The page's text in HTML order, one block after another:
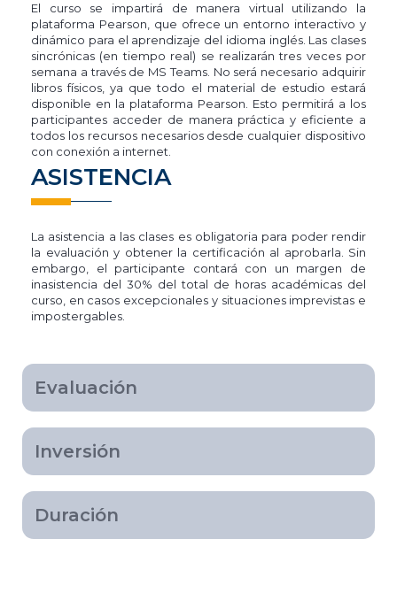
El curso se impartirá de manera virtual utilizando la
plataforma Pearson, que ofrece un entorno interactivo y
dinámico para el aprendizaje del idioma inglés. Las clases
sincrónicas (en tiempo real) se realizarán tres veces por
semana a través de MS Teams. No será necesario adquirir
libros físicos, ya que todo el material de estudio estará
disponible en la plataforma Pearson. Esto permitirá a los
participantes acceder de manera práctica y eficiente a
todos los recursos necesarios desde cualquier dispositivo
con conexión a internet.
ASISTENCIA
La asistencia a las clases es obligatoria para poder rendir
la evaluación y obtener la certificación al aprobarla. Sin
embargo, el participante contará con un margen de
inasistencia del 30% del total de horas académicas del
curso, en casos excepcionales y situaciones imprevistas e
impostergables.
Evaluación
Inversión
Duración